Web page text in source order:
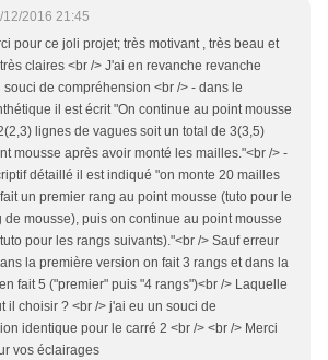
12/2016 21:45
pour ce joli projet; très motivant , très beau et
claires <br /> J'ai en revanche revanche
souci de compréhension <br /> - dans le
il est écrit "On continue au point mousse
lignes de vagues soit un total de 3(3,5)
mousse après avoir monté les mailles."<br /> -
détaillé il est indiqué "on monte 20 mailles
un premier rang au point mousse (tuto pour le
de mousse), puis on continue au point mousse
pour les rangs suivants)."<br /> Sauf erreur
la première version on fait 3 rangs et dans la
fait 5 ("premier" puis "4 rangs")<br /> Laquelle
il choisir ? <br /> j'ai eu un souci de
identique pour le carré 2 <br /> <br /> Merci
vos éclairages